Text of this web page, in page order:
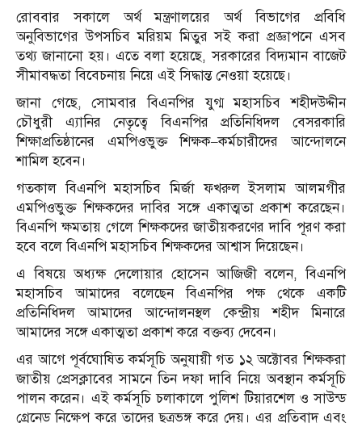
রোববার সকালে অর্থ মন্ত্রণালয়ের অর্থ বিভাগের প্রবিধি
অনুবিভাগের উপসচিব মরিয়ম মিতুর সই করা প্রজ্ঞাপনে এসব
তথ্য জানানো হয়। এতে বলা হয়েছে, সরকারের বিদ্যমান বাজেট
সীমাবদ্ধতা বিবেচনায় নিয়ে এই সিদ্ধান্ত নেওয়া হয়েছে।
জানা গেছে, সোমবার বিএনপির যুগ্ম মহাসচিব শহীদউদ্দীন
চৌধুরী এ্যানির নেতৃত্বে বিএনপির প্রতিনিধিদল বেসরকারি
শিক্ষাপ্রতিষ্ঠানের এমপিওভুক্ত শিক্ষক–কর্মচারীদের আন্দোলনে
শামিল হবেন।
গতকাল বিএনপি মহাসচিব মির্জা ফখরুল ইসলাম আলমগীর
এমপিওভুক্ত শিক্ষকদের দাবির সঙ্গে একাত্মতা প্রকাশ করেছেন।
বিএনপি ক্ষমতায় গেলে শিক্ষকদের জাতীয়করণের দাবি পূরণ করা
হবে বলে বিএনপি মহাসচিব শিক্ষকদের আশ্বাস দিয়েছেন।
এ বিষয়ে অধ্যক্ষ দেলোয়ার হোসেন আজিজী বলেন, বিএনপি
মহাসচিব আমাদের বলেছেন বিএনপির পক্ষ থেকে একটি
প্রতিনিধিদল আমাদের আন্দোলনস্থল কেন্দ্রীয় শহীদ মিনারে
আমাদের সঙ্গে একাত্মতা প্রকাশ করে বক্তব্য দেবেন।
এর আগে পূর্বঘোষিত কর্মসূচি অনুযায়ী গত ১২ অক্টোবর শিক্ষকরা
জাতীয় প্রেসক্লাবের সামনে তিন দফা দাবি নিয়ে অবস্থান কর্মসূচি
পালন করেন। এই কর্মসূচি চলাকালে পুলিশ টিয়ারশেল ও সাউন্ড
গ্রেনেড নিক্ষেপ করে তাদের ছত্রভঙ্গ করে দেয়। এর প্রতিবাদ এবং